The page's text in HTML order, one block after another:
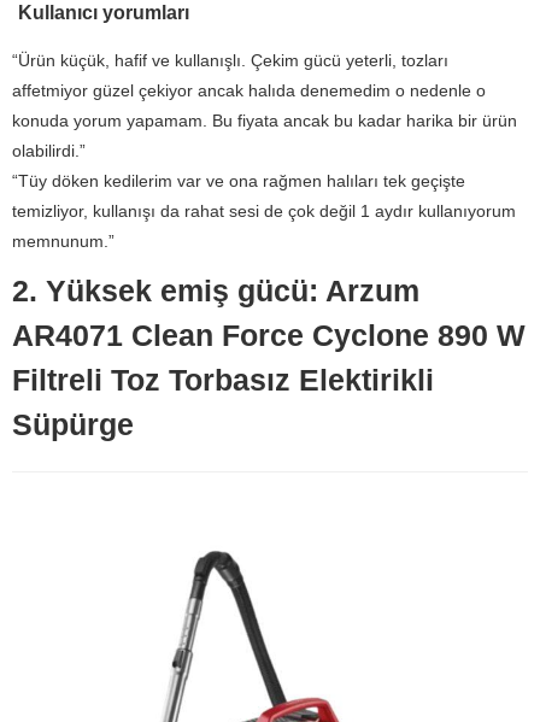
Kullanıcı yorumları
“Ürün küçük, hafif ve kullanışlı. Çekim gücü yeterli, tozları
affetmiyor güzel çekiyor ancak halıda denemedim o nedenle o
konuda yorum yapamam. Bu fiyata ancak bu kadar harika bir ürün
olabilirdi.”
“Tüy döken kedilerim var ve ona rağmen halıları tek geçişte
temizliyor, kullanışı da rahat sesi de çok değil 1 aydır kullanıyorum
memnunum.”
2. Yüksek emiş gücü: Arzum
AR4071 Clean Force Cyclone 890 W
Filtreli Toz Torbasız Elektirikli
Süpürge